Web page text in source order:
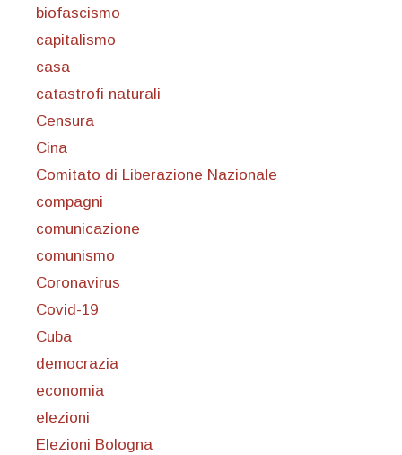
biofascismo
capitalismo
casa
catastrofi naturali
Censura
Cina
Comitato di Liberazione Nazionale
compagni
comunicazione
comunismo
Coronavirus
Covid-19
Cuba
democrazia
economia
elezioni
Elezioni Bologna